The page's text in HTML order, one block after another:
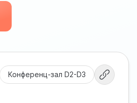
Конференц-зал D2-D3